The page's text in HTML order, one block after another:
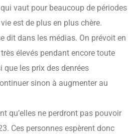
vaut pour beaucoup de périodes
est de plus en plus chère.
dit dans les médias. On prévoit en
élevés pendant encore toute
que les prix des denrées
sinon à augmenter au
qu’elles ne perdront pas pouvoir
Ces personnes espèrent donc